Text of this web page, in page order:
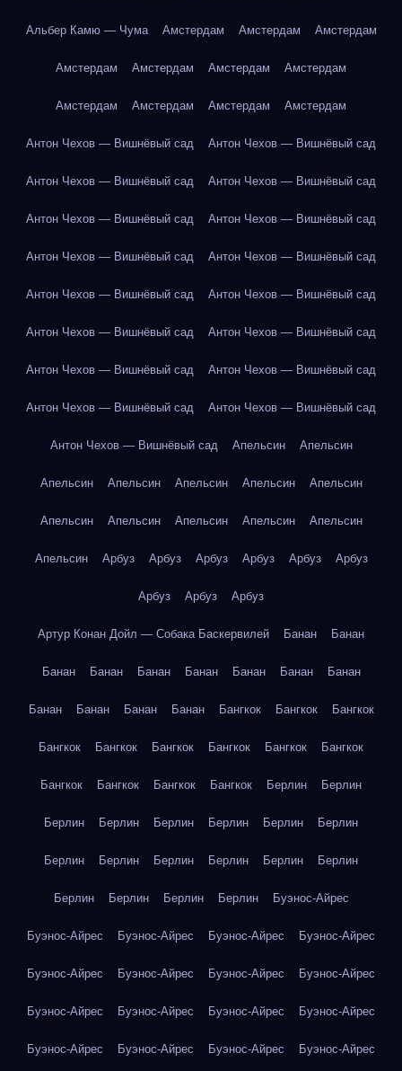
Альбер Камю — Чума Амстердам Амстердам Амстердам
Амстердам Амстердам Амстердам Амстердам
Амстердам Амстердам Амстердам Амстердам
Антон Чехов — Вишнёвый сад Антон Чехов — Вишнёвый сад
Антон Чехов — Вишнёвый сад Антон Чехов — Вишнёвый сад
Антон Чехов — Вишнёвый сад Антон Чехов — Вишнёвый сад
Антон Чехов — Вишнёвый сад Антон Чехов — Вишнёвый сад
Антон Чехов — Вишнёвый сад Антон Чехов — Вишнёвый сад
Антон Чехов — Вишнёвый сад Антон Чехов — Вишнёвый сад
Антон Чехов — Вишнёвый сад Антон Чехов — Вишнёвый сад
Антон Чехов — Вишнёвый сад Антон Чехов — Вишнёвый сад
Антон Чехов — Вишнёвый сад Апельсин Апельсин
Апельсин Апельсин Апельсин Апельсин Апельсин
Апельсин Апельсин Апельсин Апельсин Апельсин
Апельсин Арбуз Арбуз Арбуз Арбуз Арбуз Арбуз
Арбуз Арбуз Арбуз
Артур Конан Дойл — Собака Баскервилей Банан Банан
Банан Банан Банан Банан Банан Банан Банан
Банан Банан Банан Банан Бангкок Бангкок Бангкок
Бангкок Бангкок Бангкок Бангкок Бангкок Бангкок
Бангкок Бангкок Бангкок Бангкок Берлин Берлин
Берлин Берлин Берлин Берлин Берлин Берлин
Берлин Берлин Берлин Берлин Берлин Берлин
Берлин Берлин Берлин Берлин Буэнос-Айрес
Буэнос-Айрес Буэнос-Айрес Буэнос-Айрес Буэнос-Айрес
Буэнос-Айрес Буэнос-Айрес Буэнос-Айрес Буэнос-Айрес
Буэнос-Айрес Буэнос-Айрес Буэнос-Айрес Буэнос-Айрес
Буэнос-Айрес Буэнос-Айрес Буэнос-Айрес Буэнос-Айрес